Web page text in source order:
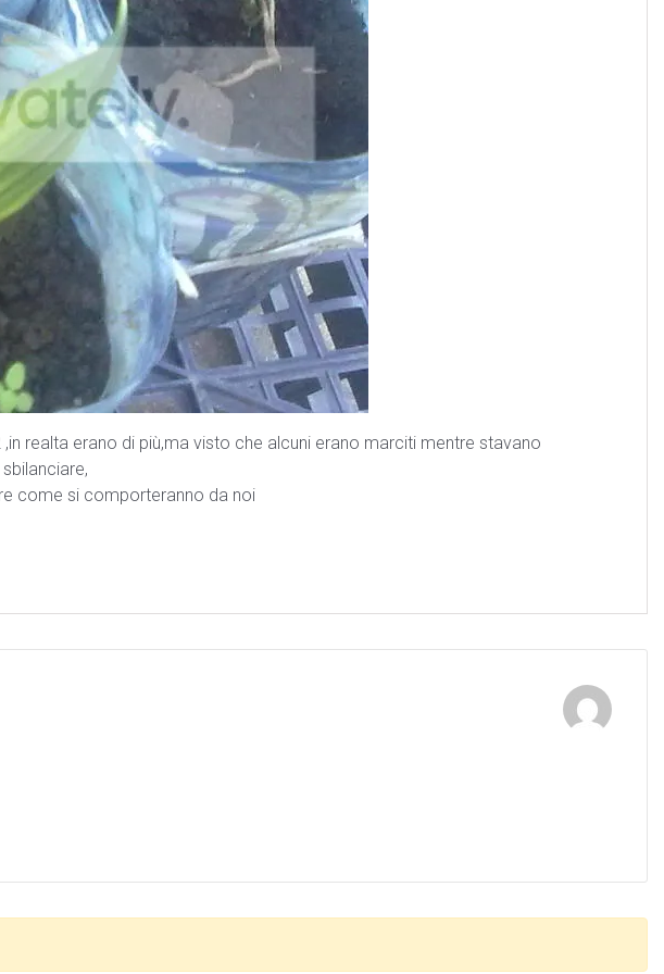
realta erano di più,ma visto che alcuni erano marciti mentre stavano
come si comporteranno da noi